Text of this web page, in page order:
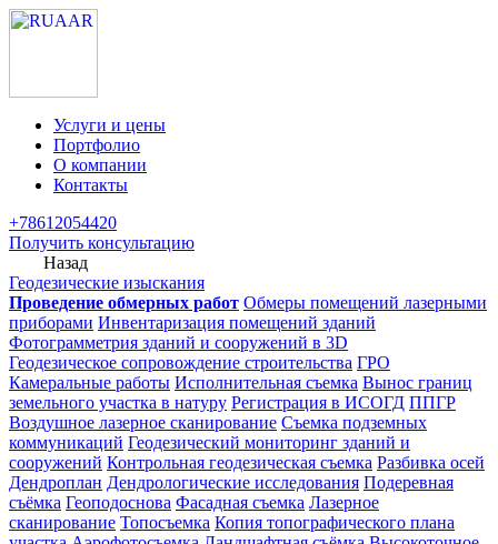
Услуги и цены
Портфолио
О компании
Контакты
+78612054420
Получить консультацию
Назад
Геодезические изыскания
Проведение обмерных работ Обмеры помещений лазерными
приборами Инвентаризация помещений зданий
Фотограмметрия зданий и сооружений в 3D
Геодезическое сопровождение строительства ГРО
Камеральные работы Исполнительная съемка Вынос границ
земельного участка в натуру Регистрация в ИСОГД ППГР
Воздушное лазерное сканирование Съемка подземных
коммуникаций Геодезический мониторинг зданий и
сооружений Контрольная геодезическая съемка Разбивка осей
Дендроплан Дендрологические исследования Подеревная
съёмка Геоподоснова Фасадная съемка Лазерное
сканирование Топосъемка Копия топографического плана